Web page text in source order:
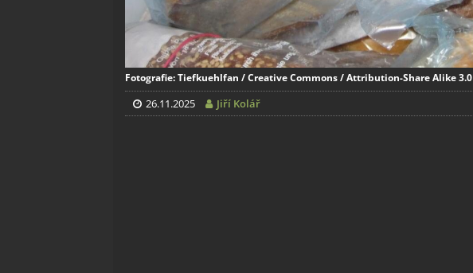
Fotografie: Tiefkuehlfan / Creative Commons / Attribution-Share Alike 3.0
26.11.2025 Jiří Kolář